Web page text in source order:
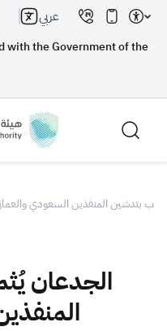
with the Government of the
عربي
بتدشين المنفذين السعودي
الجدعان